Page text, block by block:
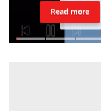
Read more